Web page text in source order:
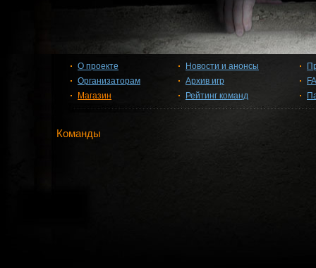
О проекте
Организаторам
Магазин
Новости и анонсы
Архив игр
Рейтинг команд
Команды